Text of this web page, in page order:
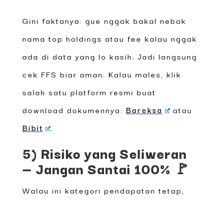
Gini faktanya: gue nggak bakal nebak
nama top holdings atau fee kalau nggak
ada di data yang lo kasih. Jadi langsung
cek FFS biar aman. Kalau males, klik
salah satu platform resmi buat
download dokumennya: Bareksa
atau
Bibit
.
5) Risiko yang Seliweran
— Jangan Santai 100% 🚩
Walau ini kategori pendapatan tetap,